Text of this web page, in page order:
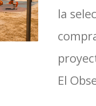
la
El